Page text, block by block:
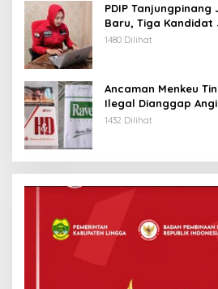
PDIP
Baru, Tiga Kandidat
Daring
1480 Dilihat
Ancaman Menkeu
Ilegal Dianggap
Tanjungpinang
1432 Dilihat